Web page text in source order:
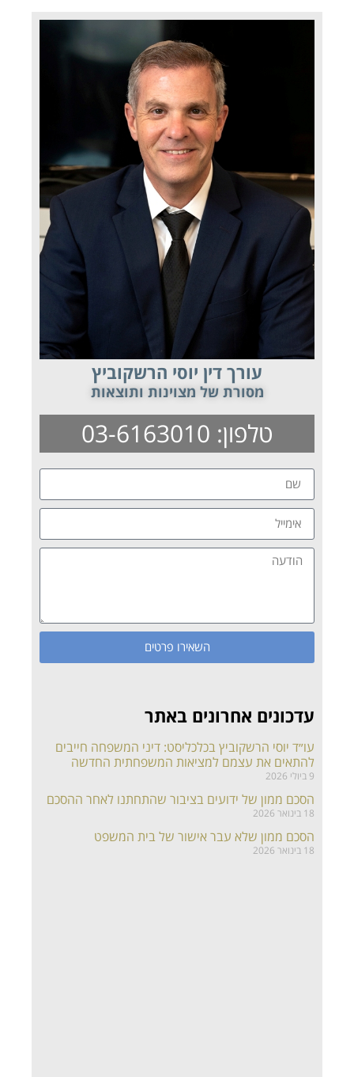
עורך דין יוסי הרשקוביץ
מסורת של מצוינות ותוצאות
טלפון: 03-6163010
השאירו פרטים
עדכונים אחרונים באתר
עו״ד יוסי הרשקוביץ בכלכליסט: דיני המשפחה חייבים
להתאים את עצמם למציאות המשפחתית החדשה
9 ביולי 2026
הסכם ממון של ידועים בציבור שהתחתנו לאחר ההסכם
18 בינואר 2026
הסכם ממון שלא עבר אישור של בית המשפט
18 בינואר 2026